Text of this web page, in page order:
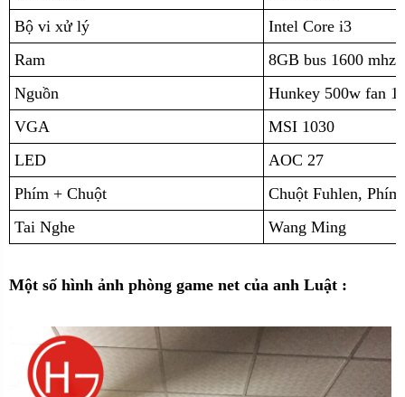
Bộ vi xử lý
Intel Core i3
Ram
8GB bus 1600 mhz
Nguồn
Hunkey 500w fan
VGA
MSI 1030
LED
AOC 27
Phím + Chuột
Chuột Fuhlen,
Tai Nghe
Wang Ming
Một số hình ảnh phòng game net của anh Luật :